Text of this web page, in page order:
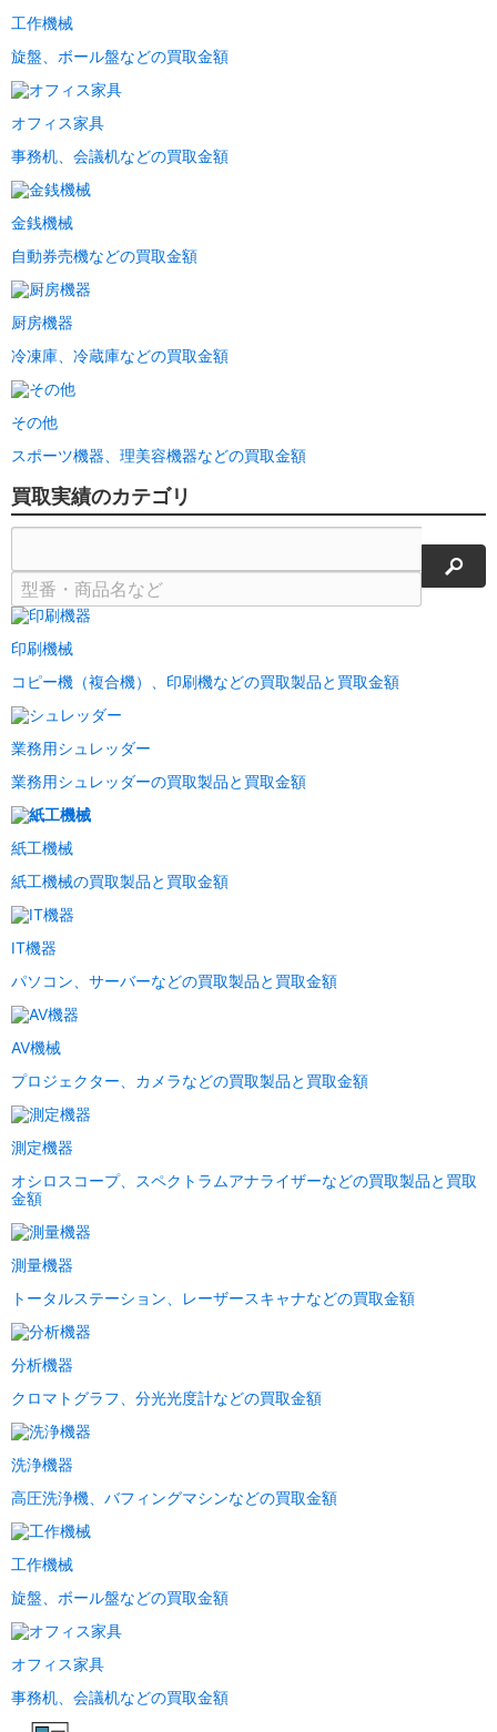
工作機械
旋盤、ボール盤などの買取金額
オフィス家具
事務机、会議机などの買取金額
金銭機械
自動券売機などの買取金額
厨房機器
冷凍庫、冷蔵庫などの買取金額
その他
スポーツ機器、理美容機器などの買取金額
買取実績のカテゴリ
検索
印刷機械
コピー機（複合機）、印刷機などの買取製品と買取金額
業務用シュレッダー
業務用シュレッダーの買取製品と買取金額
紙工機械
紙工機械の買取製品と買取金額
IT機器
パソコン、サーバーなどの買取製品と買取金額
AV機械
プロジェクター、カメラなどの買取製品と買取金額
測定機器
オシロスコープ、スペクトラムアナライザーなどの買取製品と買取
金額
測量機器
トータルステーション、レーザースキャナなどの買取金額
分析機器
クロマトグラフ、分光光度計などの買取金額
洗浄機器
高圧洗浄機、バフィングマシンなどの買取金額
工作機械
旋盤、ボール盤などの買取金額
オフィス家具
事務机、会議机などの買取金額